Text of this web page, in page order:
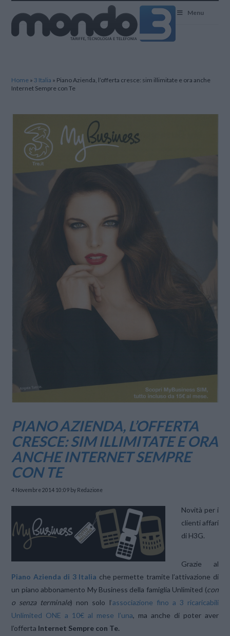
Menu
Home »3 Italia » Piano Azienda, l’offerta cresce: sim illimitate e ora anche
Internet Sempre con Te
PIANO AZIENDA, L’OFFERTA
CRESCE: SIM ILLIMITATE E ORA
ANCHE INTERNET SEMPRE
CON TE
4 Novembre 2014 10:09 by Redazione
Novità per i
clienti affari
di H3G.
Grazie al
Piano Azienda di 3 Italia che permette tramite l’attivazione di
un piano abbonamento My Business della famiglia Unlimited (con
o senza terminale) non solo l‘associazione fino a 3 ricaricabili
Unlimited ONE a 10€ al mese l’una, ma anche di poter aver
l’offerta Internet Sempre con Te.